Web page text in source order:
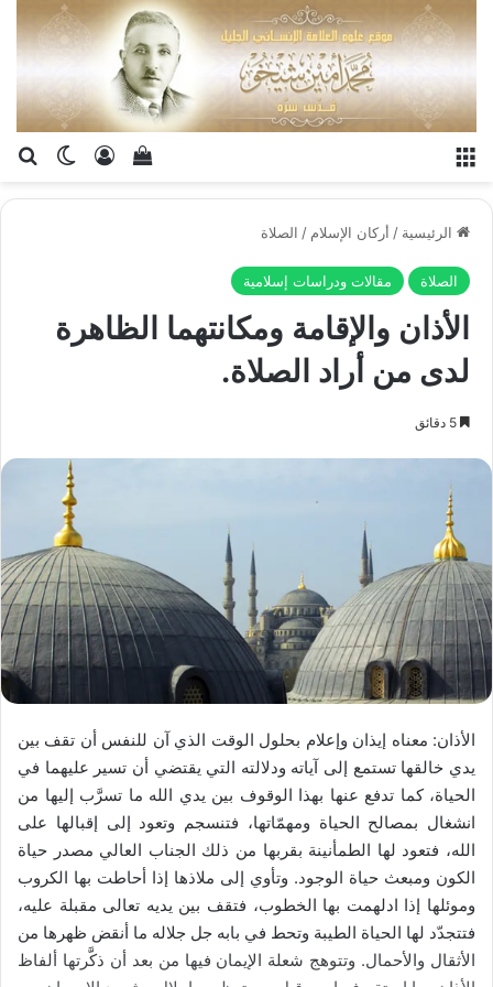
الوضعتسجيل
إستعراض سلة
الرئيسية / أركان الإسلام / الصلاة
الصلاة مقالات ودراسات إسلامية
الأذان والإقامة ومكانتهما الظاهرة
لدى من أراد الصلاة.
الأذان: معناه إيذان وإعلام بحلول الوقت الذي آن للنفس أن تقف بين
يدي خالقها تستمع إلى آياته ودلالته التي يقتضي أن تسير عليهما في
الحياة، كما تدفع عنها بهذا الوقوف بين يدي الله ما تسرَّب إليها من
انشغال بمصالح الحياة ومهمّاتها، فتنسجم وتعود إلى إقبالها على
الله، فتعود لها الطمأنينة بقربها من ذلك الجناب العالي مصدر حياة
الكون ومبعث حياة الوجود. وتأوي إلى ملاذها إذا أحاطت بها الكروب
وموئلها إذا ادلهمت بها الخطوب، فتقف بين يديه تعالى مقبلة عليه،
فتتجدّد لها الحياة الطيبة وتحط في بابه جل جلاله ما أنقض ظهرها من
الأثقال والأحمال. وتتوهج شعلة الإيمان فيها من بعد أن ذكَّرتها ألفاظ